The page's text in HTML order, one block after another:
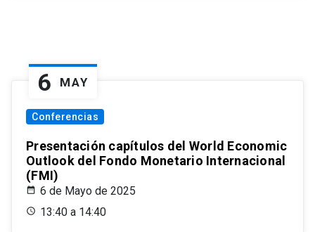
6 MAY
Conferencias
Presentación capítulos del World Economic
Outlook del Fondo Monetario Internacional
(FMI)
6 de Mayo de 2025
13:40 a 14:40